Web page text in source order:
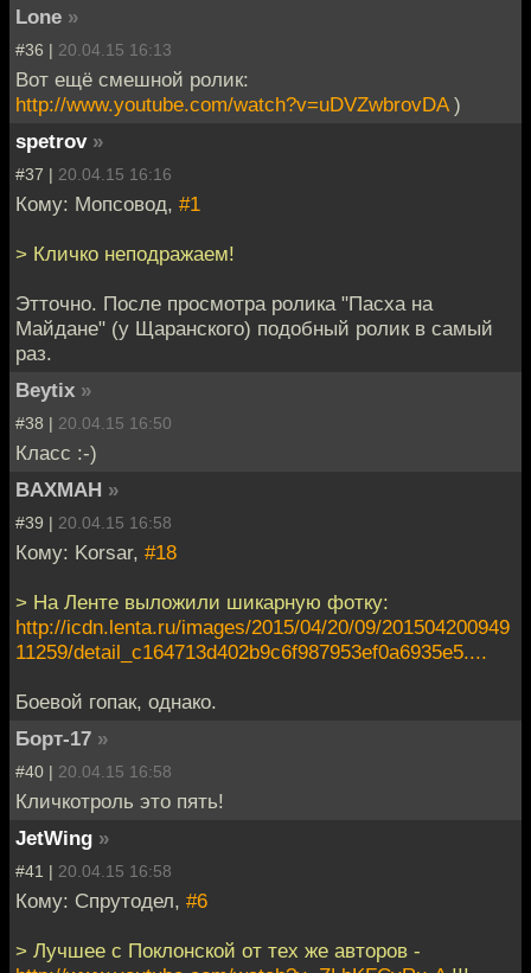
Lone »
#36 | 20.04.15 16:13
Вот ещё смешной ролик:
http://www.youtube.com/watch?v=uDVZwbrovDA)
spetrov »
#37 | 20.04.15 16:16
Кому: Мопсовод, #1
> Кличко неподражаем!
Этточно. После просмотра ролика "Пасха на
Майдане" (у Щаранского) подобный ролик в самый
раз.
Beytix »
#38 | 20.04.15 16:50
Класс :-)
BAXMAH »
#39 | 20.04.15 16:58
Кому: Korsar, #18
> На Ленте выложили шикарную фотку:
http://icdn.lenta.ru/images/2015/04/20/09/201504200949
11259/detail_c164713d402b9c6f987953ef0a6935e5....
Боевой гопак, однако.
Борт-17 »
#40 | 20.04.15 16:58
Кличкотроль это пять!
JetWing »
#41 | 20.04.15 16:58
Кому: Спрутодел, #6
> Лучшее с Поклонской от тех же авторов -